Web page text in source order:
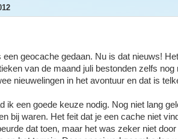
een geocache gedaan. Nu is dat nieuws!
van de maand juli bestonden zelfs nog
nieuwelingen in het avontuur en dat is
ik een goede keuze nodig. Nog niet lang
bij waren. Het feit dat je een cache niet
dat toen, maar het was zeker niet